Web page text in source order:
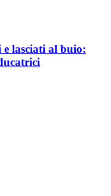
lasciati al buio: